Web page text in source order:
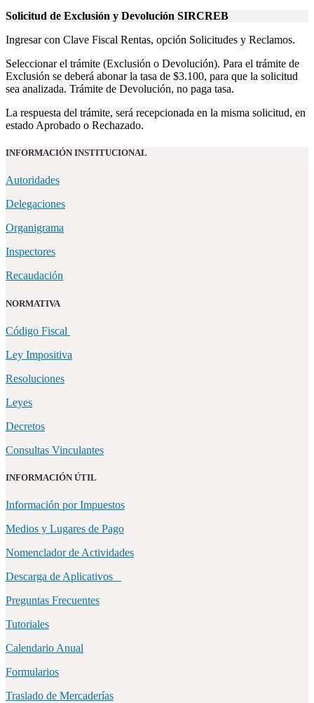
Solicitud de Exclusión y Devolución SIRCREB
Ingresar con Clave Fiscal Rentas, opción Solicitudes y Reclamos.
Seleccionar el trámite (Exclusión o Devolución). Para el trámite de
Exclusión se deberá abonar la tasa de $3.100, para que la solicitud
sea analizada. Trámite de Devolución, no paga tasa.
La respuesta del trámite, será recepcionada en la misma solicitud, en
estado Aprobado o Rechazado.
INFORMACIÓN INSTITUCIONAL
Autoridades
Delegaciones
Organigrama
Inspectores
Recaudación
NORMATIVA
Código Fiscal
Ley Impositiva
Resoluciones
Leyes
Decretos
Consultas Vinculantes
INFORMACIÓN ÚTIL
Información por Impuestos
Medios y Lugares de Pago
Nomenclador de Actividades
Descarga de Aplicativos
Preguntas Frecuentes
Tutoriales
Calendario Anual
Formularios
Traslado de Mercaderías